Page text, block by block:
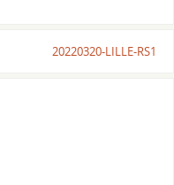
20220320-LILLE-RS1